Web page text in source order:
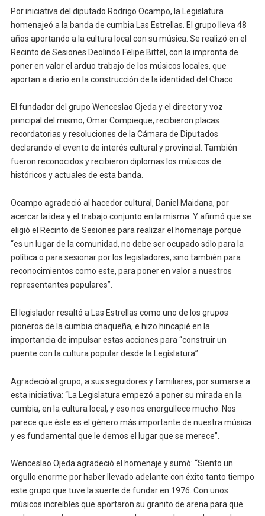
Por iniciativa del diputado Rodrigo Ocampo, la Legislatura
homenajeó a la banda de cumbia Las Estrellas. El grupo lleva 48
años aportando a la cultura local con su música. Se realizó en el
Recinto de Sesiones Deolindo Felipe Bittel, con la impronta de
poner en valor el arduo trabajo de los músicos locales, que
aportan a diario en la construcción de la identidad del Chaco.
El fundador del grupo Wenceslao Ojeda y el director y voz
principal del mismo, Omar Compieque, recibieron placas
recordatorias y resoluciones de la Cámara de Diputados
declarando el evento de interés cultural y provincial. También
fueron reconocidos y recibieron diplomas los músicos de
históricos y actuales de esta banda.
Ocampo agradeció al hacedor cultural, Daniel Maidana, por
acercar la idea y el trabajo conjunto en la misma. Y afirmó que se
eligió el Recinto de Sesiones para realizar el homenaje porque
“es un lugar de la comunidad, no debe ser ocupado sólo para la
política o para sesionar por los legisladores, sino también para
reconocimientos como este, para poner en valor a nuestros
representantes populares”.
El legislador resaltó a Las Estrellas como uno de los grupos
pioneros de la cumbia chaqueña, e hizo hincapié en la
importancia de impulsar estas acciones para “construir un
puente con la cultura popular desde la Legislatura”.
Agradeció al grupo, a sus seguidores y familiares, por sumarse a
esta iniciativa: “La Legislatura empezó a poner su mirada en la
cumbia, en la cultura local, y eso nos enorgullece mucho. Nos
parece que éste es el género más importante de nuestra música
y es fundamental que le demos el lugar que se merece”.
Wenceslao Ojeda agradeció el homenaje y sumó: “Siento un
orgullo enorme por haber llevado adelante con éxito tanto tiempo
este grupo que tuve la suerte de fundar en 1976. Con unos
músicos increíbles que aportaron su granito de arena para que